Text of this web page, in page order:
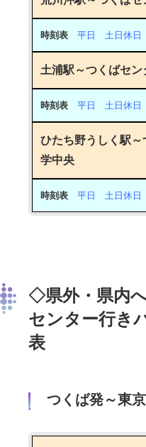
時刻表 平日 土日休日
土浦駅～つくばセ
時刻表 平日 土日休日
ひたち野うしく駅
学中央
時刻表 平日 土日休日
◇県外・県内
センター行き
表
つくば発～東